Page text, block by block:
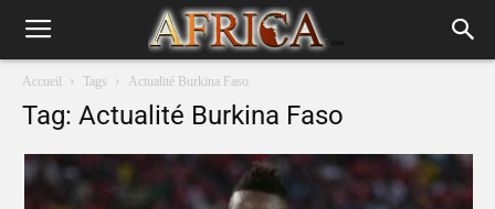
Accueil Tags Actualité Burkina Faso
Tag: Actualité Burkina Faso